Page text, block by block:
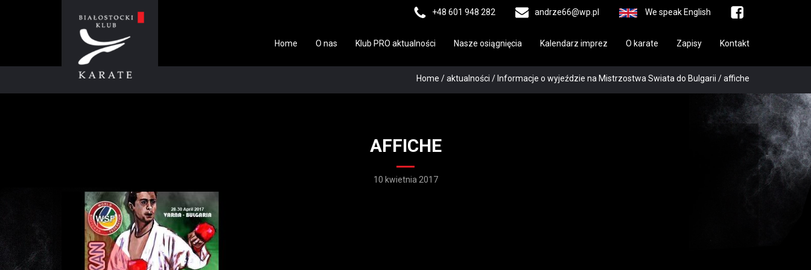
+48 601 948 282 andrze66@wp.pl We speak English
Home O nas Klub PRO aktualności Nasze osiągnięcia Kalendarz imprez O karate Zapisy Kontakt
Home /aktualności / Informacje o wyjeździe na Mistrzostwa Swiata do Bulgarii /affiche
AFFICHE
10 kwietnia 2017